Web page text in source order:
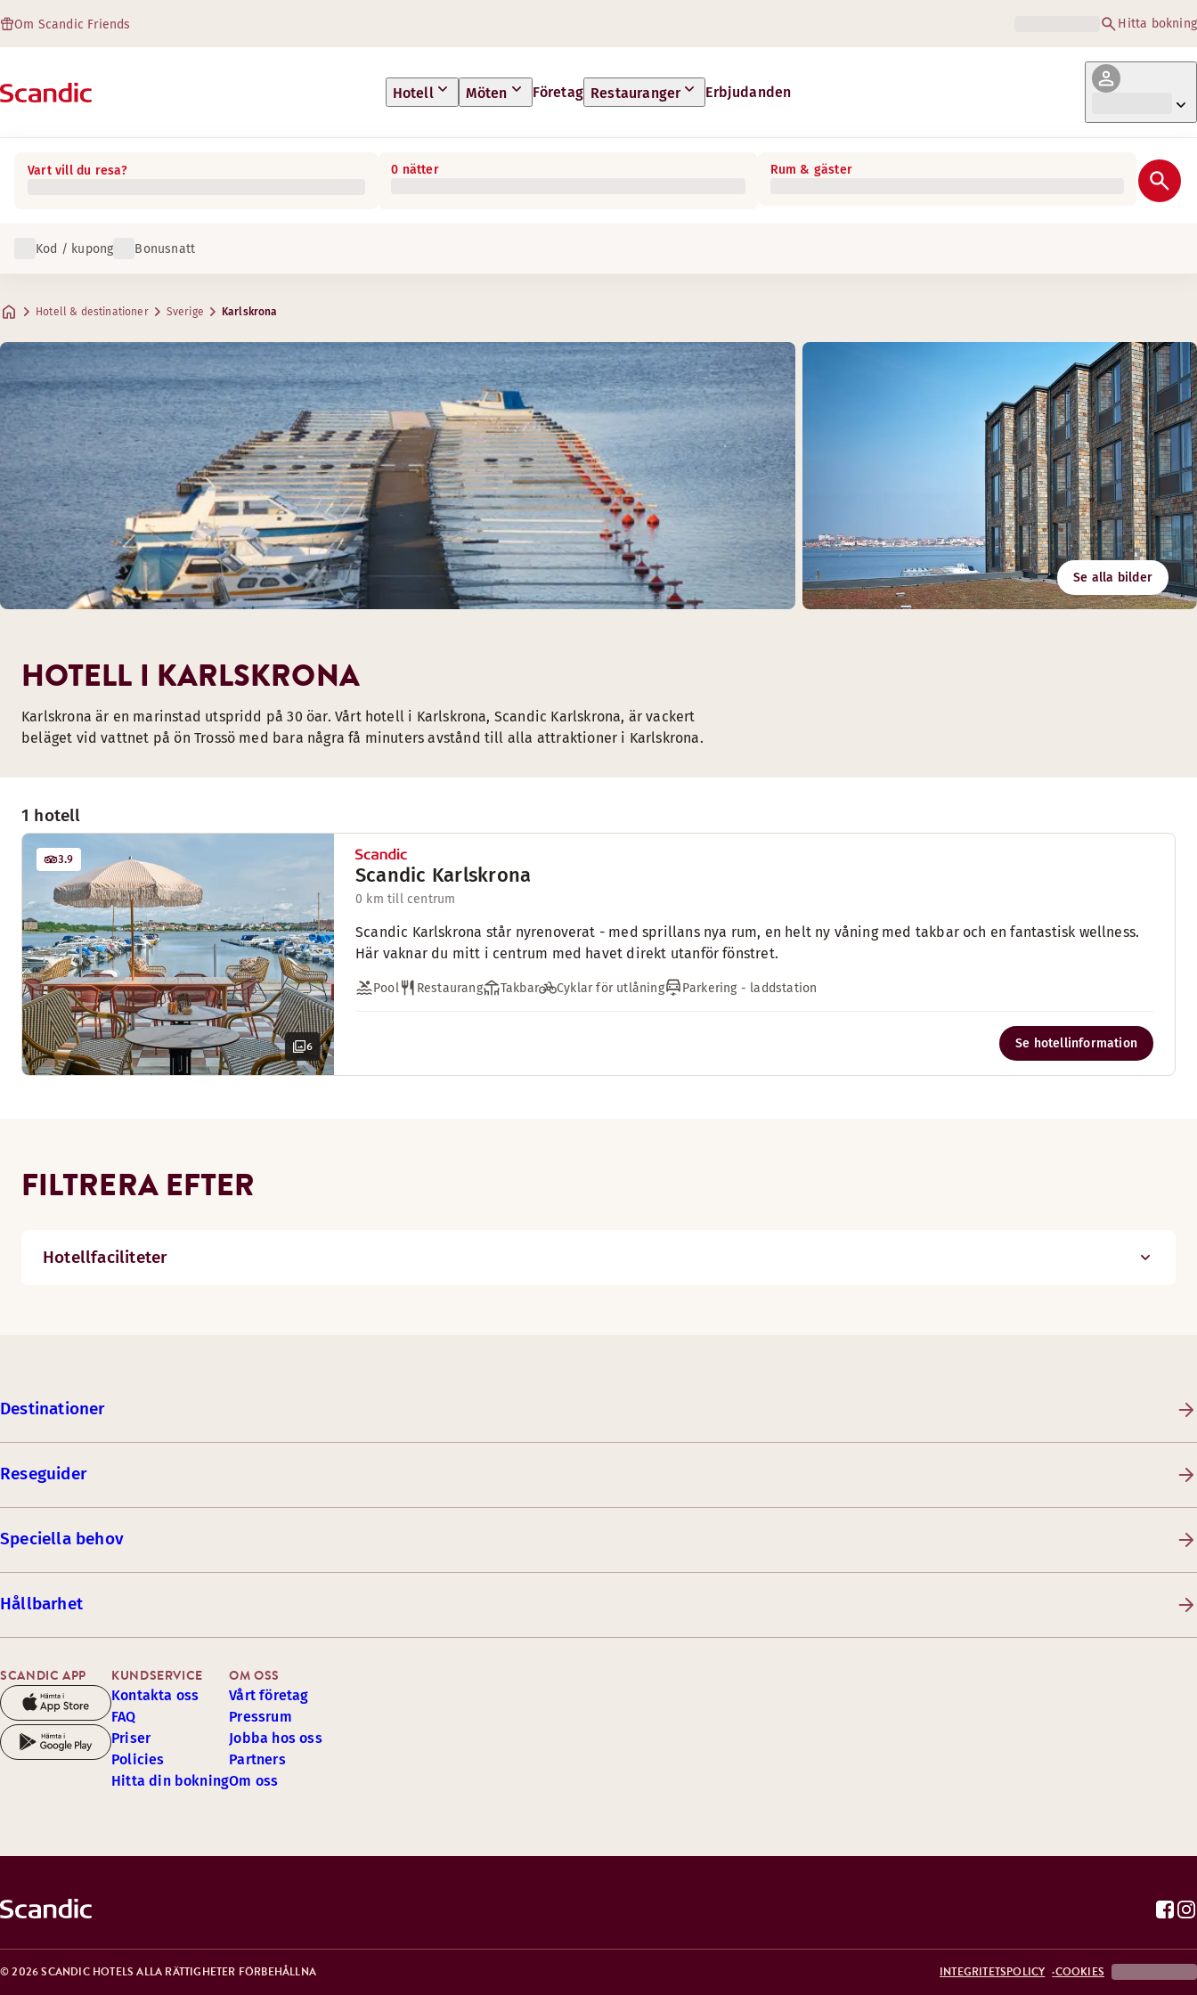
Om Scandic Friends Hitta bokning
Hotell Möten Företag Restauranger Erbjudanden
Vart vill du resa? 0 nätter Rum & gäster
Kod / kupong Bonusnatt
Hotell & destinationer Sverige Karlskrona
Se alla bilder
1 hotell
6
3.9
Scandic Karlskrona
0 km till centrum
Scandic Karlskrona står nyrenoverat - med sprillans nya rum, en helt ny våning med takbar och en fantastisk wellness.
Här vaknar du mitt i centrum med havet direkt utanför fönstret.
Pool Restaurang Takbar Cyklar för utlåning Parkering - laddstation
Se hotellinformation
FILTRERA EFTER
Hotellfaciliteter
HOTELL I KARLSKRONA
Karlskrona är en marinstad utspridd på 30 öar. Vårt hotell i Karlskrona, Scandic Karlskrona, är vackert
beläget vid vattnet på ön Trossö med bara några få minuters avstånd till alla attraktioner i Karlskrona.
Destinationer
Reseguider
Speciella behov
Hållbarhet
SCANDIC APP KUNDSERVICE
Kontakta oss
FAQ
Priser
Policies
Hitta din bokning
OM OSS
Vårt företag
Pressrum
Jobba hos oss
Partners
Om oss
© 2026 SCANDIC HOTELS ALLA RÄTTIGHETER FÖRBEHÅLLNA INTEGRITETSPOLICY COOKIES